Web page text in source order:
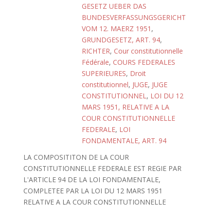
GESETZ UEBER DAS
BUNDESVERFASSUNGSGERICHT
VOM 12. MAERZ 1951 ,
GRUNDGESETZ, ART. 94,
RICHTER, Cour constitutionnelle
Fédérale, COURS FEDERALES
SUPERIEURES, Droit
constitutionnel, JUGE, JUGE
CONSTITUTIONNEL, LOI DU 12
MARS 1951, RELATIVE A LA
COUR CONSTITUTIONNELLE
FEDERALE, LOI
FONDAMENTALE, ART. 94
LA COMPOSITITON DE LA COUR
CONSTITUTIONNELLE FEDERALE EST REGIE PAR
L'ARTICLE 94 DE LA LOI FONDAMENTALE,
COMPLETEE PAR LA LOI DU 12 MARS 1951
RELATIVE A LA COUR CONSTITUTIONNELLE